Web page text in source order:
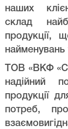
наших
склад
продукції,
найменувань
ТОВ «ВКФ
надійний
продукції
потреб,